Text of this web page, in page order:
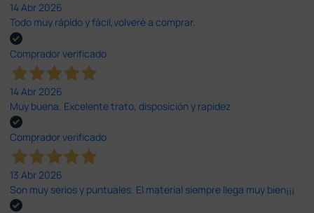
14 Abr 2026
Todo muy rápido y fácil,volveré a comprar.
Comprador verificado
14 Abr 2026
Muy buena. Excelente trato, disposición y rapidez
Comprador verificado
13 Abr 2026
Son muy serios y puntuales. El material siempre llega muy bien¡¡¡